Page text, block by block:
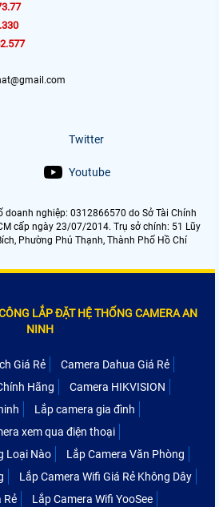
Twitter
Youtube
doanh nghiệp: 0312866570 do Sở Tài Chính
cấp ngày 23/07/2014. Trụ sở chính: 51 Lũy
Phường Phú Thạnh, Thành Phố Hồ Chí
LẮP ĐẶT HỆ THỐNG CAMERA AN
NINH
Giá Rẻ
Camera Dahua Giá Rẻ
Hãng
Camera HIKVISION
Lắp camera gia đình
xem qua điện thoại
Loại Nào
Lắp Camera Văn Phòng
Lắp Camera Wifi Giá Rẻ Không Dây
Rẻ
Lắp Camera Wifi YooSee